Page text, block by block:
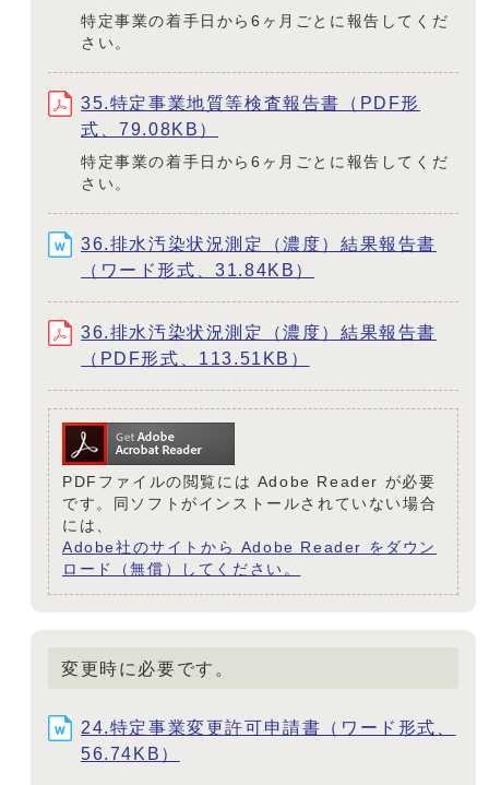
特定事業の着手日から6ヶ月ごとに報告してくだ
さい。
35.特定事業地質等検査報告書（PDF形
式、79.08KB）
特定事業の着手日から6ヶ月ごとに報告してくだ
さい。
36.排水汚染状況測定（濃度）結果報告書
（ワード形式、31.84KB）
36.排水汚染状況測定（濃度）結果報告書
（PDF形式、113.51KB）
PDFファイルの閲覧には Adobe Reader が必要
です。同ソフトがインストールされていない場合
には、
Adobe社のサイトから Adobe Reader をダウン
ロード（無償）してください。
変更時に必要です。
24.特定事業変更許可申請書（ワード形式、
56.74KB）